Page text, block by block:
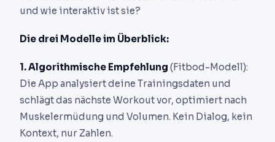
und wie interaktiv ist sie?
Die drei Modelle im Überblick:
1. Algorithmische Empfehlung (Fitbod-Modell):
Die App analysiert deine Trainingsdaten und
schlägt das nächste Workout vor, optimiert nach
Muskelermüdung und Volumen. Kein Dialog, kein
Kontext, nur Zahlen.